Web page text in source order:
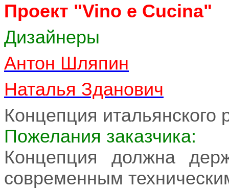
Проект "Vino e Cucina"
Дизайнеры
Антон Шляпин
Наталья Зданович
Концепция
Пожелания заказчика:
Концепция должна
современным